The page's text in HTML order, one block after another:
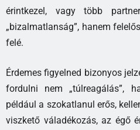
érintkezel, vagy több
„bizalmatlanság”, hanem
felé.
Érdemes figyelned bizonyos
fordulni nem „túlreagálás”,
például a szokatlanul erős,
viszkető váladékozás, az égő